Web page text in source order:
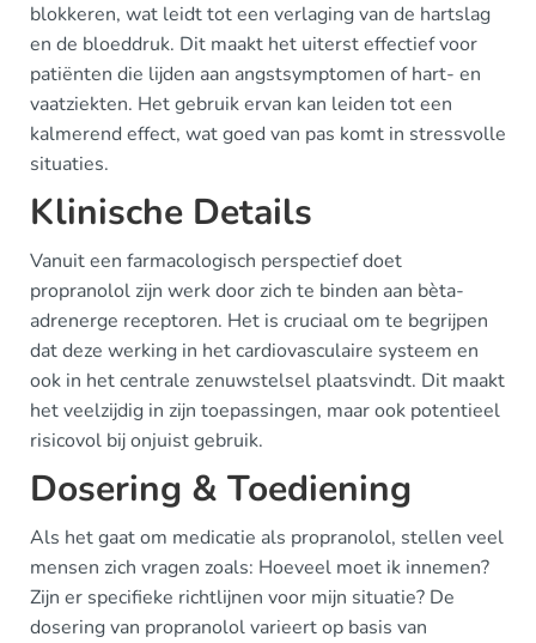
blokkeren, wat leidt tot een verlaging van de hartslag
en de bloeddruk. Dit maakt het uiterst effectief voor
patiënten die lijden aan angstsymptomen of hart- en
vaatziekten. Het gebruik ervan kan leiden tot een
kalmerend effect, wat goed van pas komt in stressvolle
situaties.
Klinische Details
Vanuit een farmacologisch perspectief doet
propranolol zijn werk door zich te binden aan bèta-
adrenerge receptoren. Het is cruciaal om te begrijpen
dat deze werking in het cardiovasculaire systeem en
ook in het centrale zenuwstelsel plaatsvindt. Dit maakt
het veelzijdig in zijn toepassingen, maar ook potentieel
risicovol bij onjuist gebruik.
Dosering & Toediening
Als het gaat om medicatie als propranolol, stellen veel
mensen zich vragen zoals: Hoeveel moet ik innemen?
Zijn er specifieke richtlijnen voor mijn situatie? De
dosering van propranolol varieert op basis van